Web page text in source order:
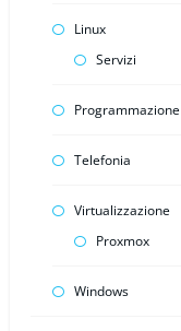
Linux
Servizi
Programmazione
Telefonia
Virtualizzazione
Proxmox
Windows